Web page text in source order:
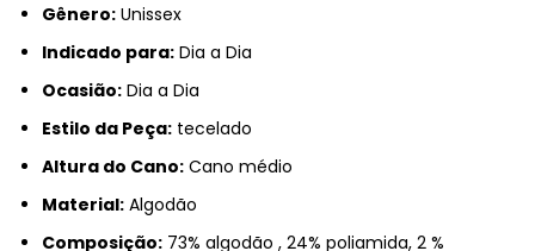
Gênero: Unissex
Indicado para: Dia a Dia
Ocasião: Dia a Dia
Estilo da Peça: tecelado
Altura do Cano: Cano médio
Material: Algodão
Composição: 73% algodão , 24% poliamida, 2 %